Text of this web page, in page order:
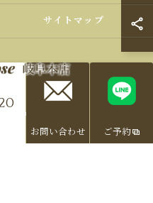
お問い合わせ ご予約
サイトマップ
en Rose 岐阜本店 ALL RIGHTS